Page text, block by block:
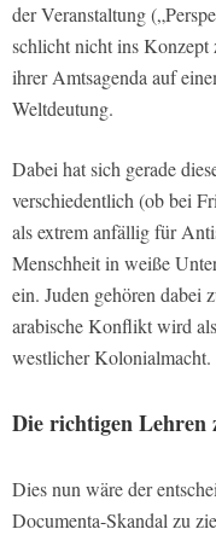
der Veranstaltung
schlicht nicht ins Konzept
ihrer Amtsagenda auf
Weltdeutung.
Dabei hat sich gerade
verschiedentlich (ob bei
als extrem anfällig für
Menschheit in weiße
ein. Juden gehören dabei
arabische Konflikt wird
westlicher Kolonialmacht.
Die richtigen Lehren
Dies nun wäre der
Documenta-Skandal zu